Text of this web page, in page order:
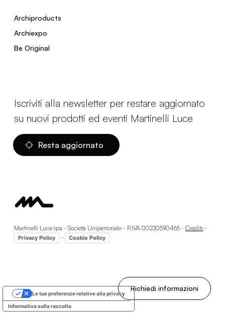
Richiedi informazioni
Archiproducts
Archiexpo
Be Original
Iscriviti alla newsletter per restare aggiornato
su nuovi prodotti ed eventi Martinelli Luce
Resta aggiornato
Martinelli Luce spa - Società Unipersonale - P.IVA 00230590465 - Credits -
Privacy Policy - Cookie Policy
Informativa sulla raccolta
Le tue preferenze relative alla privacy